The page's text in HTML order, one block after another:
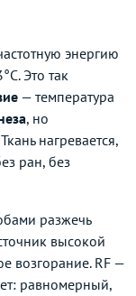
энергию
Это так
— температура
, но
нагревается,
ран, без
разжечь
высокой
возгорание. RF —
равномерный,